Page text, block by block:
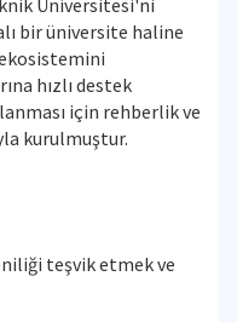
Üniversitesi'ni
bir üniversite haline
hızlı destek
için rehberlik ve
kurulmuştur.
teşvik etmek ve